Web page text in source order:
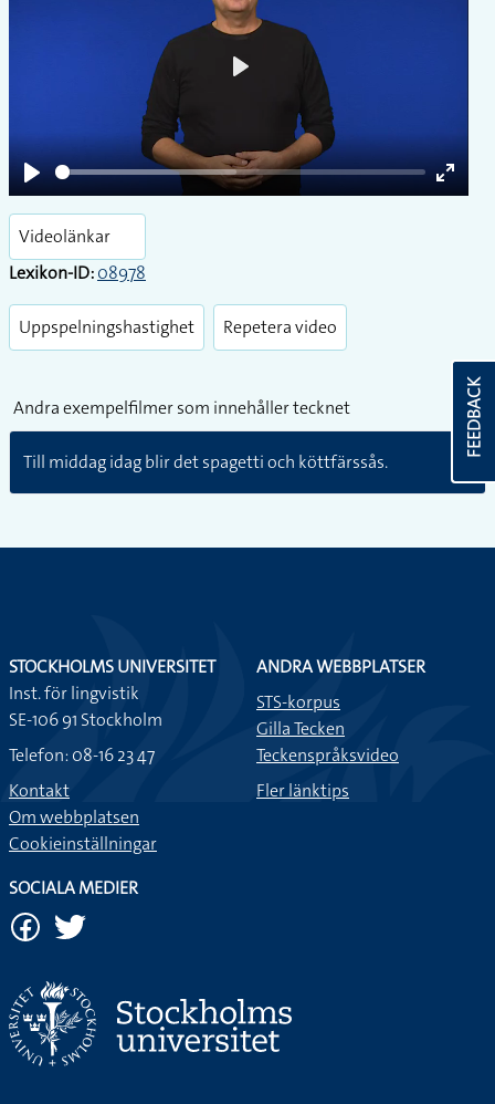
Play
Enter
Videolänkar
Lexikon-ID:08978
Uppspelningshastighet Repetera video
Andra exempelfilmer som innehåller tecknet
Till middag idag blir det spagetti och köttfärssås.
FEEDBACK
STOCKHOLMS UNIVERSITET
Inst. för lingvistik
SE-106 91 Stockholm
Telefon: 08-16 23 47
Kontakt
Om webbplatsen
Cookieinställningar
ANDRA WEBBPLATSER
STS-korpus
Gilla Tecken
Teckenspråksvideo
Fler länktips
SOCIALA MEDIER